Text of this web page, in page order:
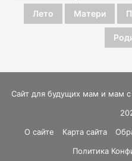
Лето Матери
Сайт для будущих мам и мам
О сайте
Карта сайта
Политика